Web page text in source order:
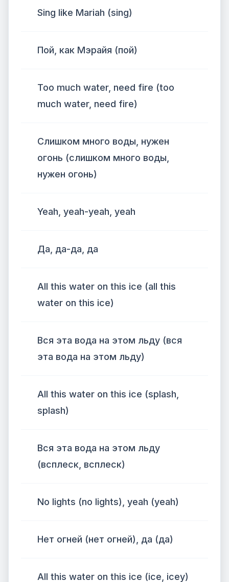
Sing like Mariah (sing)
Пой, как Мэрайя (пой)
Too much water, need fire (too
much water, need fire)
Слишком много воды, нужен
огонь (слишком много воды,
нужен огонь)
Yeah, yeah-yeah, yeah
Да, да-да, да
All this water on this ice (all this
water on this ice)
Вся эта вода на этом льду (вся
эта вода на этом льду)
All this water on this ice (splash,
splash)
Вся эта вода на этом льду
(всплеск, всплеск)
No lights (no lights), yeah (yeah)
Нет огней (нет огней), да (да)
All this water on this ice (ice, icey)